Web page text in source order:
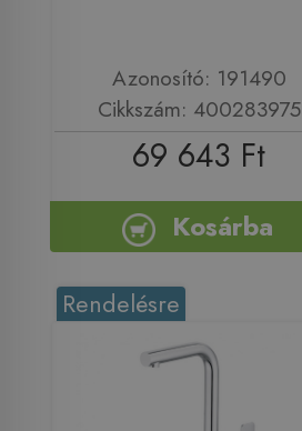
Azonosító: 191490
Cikkszám: 400283975
69 643 Ft
Kosárba
Rendelésre